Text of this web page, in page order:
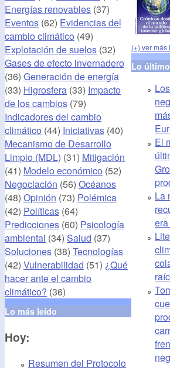
Energías renovables (37)
Eventos (62) Evidencias del
cambio climático (49)
Explotación de suelos (32)
Gases de efecto invernadero
(36) Generación de energía
(33) Higrosfera (33) Impacto
de los cambios (79)
Indicadores del cambio
climático (44) Iniciativas (40)
Mecanismo de Desarrollo
Limpio (MDL) (31) Mitigación
(41) Modelo económico (52)
Negociación (56) Océanos
(48) Opinión (73) Polémica
(42) Políticas (64)
Predicciones (60) Psicología
ambiental (34) Salud (37)
Soluciones (38) Tecnologías
(42) Vulnerabilidad (51) ¿Qué
hacer ante el cambio
climático? (36)
Lo más leído
Hoy:
Resumen del Protocolo
(+) ver más
Lo
El
La